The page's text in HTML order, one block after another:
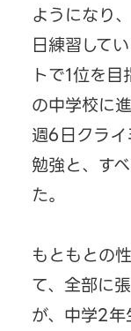
ようになり
日練習して
トで1位を
の中学校に
週6日クラ
勉強と、す
た。
もともとの
て、全部に
が、中学2